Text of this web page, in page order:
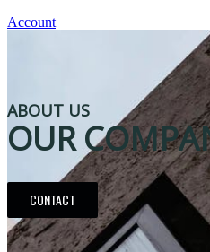
Account
ABOUT US
OUR
CONTACT